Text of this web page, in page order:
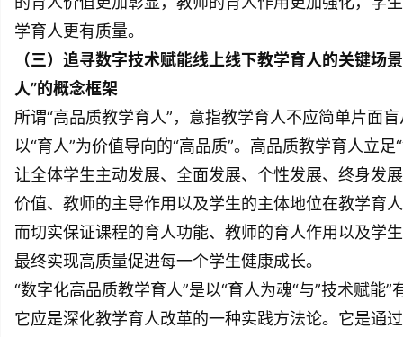
学育人更有质量。
（三）追寻数字技术赋能线上线下教学育人的关键
人”的概念框架
所谓“高品质教学育人”，意指教学育人不应简单片面
以“育人”为价值导向的“高品质”。高品质教学育人立
让全体学生主动发展、全面发展、个性发展、终身发
价值、教师的主导作用以及学生的主体地位在教学育
而切实保证课程的育人功能、教师的育人作用以及学
最终实现高质量促进每一个学生健康成长。
“数字化高品质教学育人”是以“育人为魂“与”技术赋能
它应是深化教学育人改革的一种实践方法论。它是通